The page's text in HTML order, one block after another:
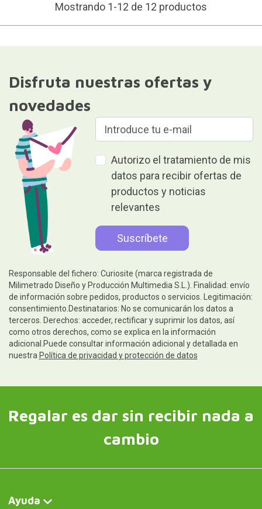
Mostrando 1-12 de 12 productos
Disfruta nuestras ofertas y
novedades
Autorizo el tratamiento de mis
datos para recibir ofertas de
productos y noticias
relevantes
Responsable del fichero: Curiosite (marca registrada de
Milimetrado Diseño y Producción Multimedia S.L.). Finalidad: envío
de información sobre pedidos, productos o servicios. Legitimación:
consentimiento.Destinatarios: No se comunicarán los datos a
terceros. Derechos: acceder, rectificar y suprimir los datos, así
como otros derechos, como se explica en la información
adicional.Puede consultar información adicional y detallada en
nuestra Política de privacidad y protección de datos
Regalar es dar sin recibir nada a
cambio
Ayuda